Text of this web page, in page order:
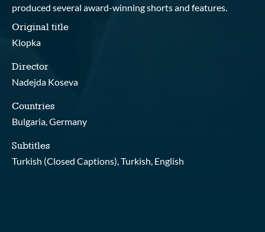
produced several award-winning shorts and features.
Original title
Klopka
Director
Nadejda Koseva
Countries
Bulgaria, Germany
Subtitles
Turkish (Closed Captions), Turkish, English